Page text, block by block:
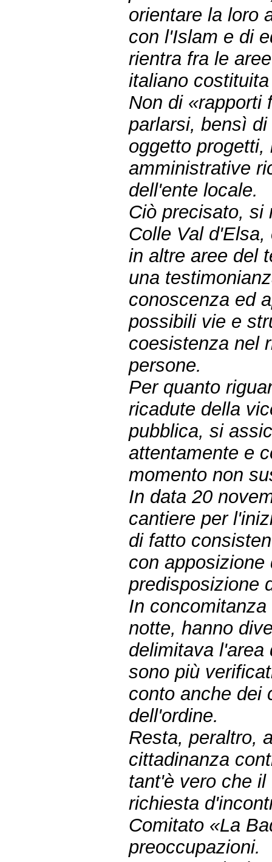
orientare la loro
con l'Islam e di
rientra fra le
italiano
Non di «rapporti
parlarsi, bensì
oggetto
amministrative
dell'ente locale.
Ciò precisato, si
Colle Val
in altre aree del
una
conoscenza ed
possibili vie e
coesistenza nel
persone.
Per quanto
ricadute della
pubblica, si
attentamente e
momento non
In data 20
cantiere per
di fatto
con
predisposizione
In
notte, hanno
delimitava l'area
sono più
conto anche dei
dell'ordine.
Resta, peraltro,
cittadinanza
tant'è vero che
richiesta
Comitato «La
preoccupazioni.